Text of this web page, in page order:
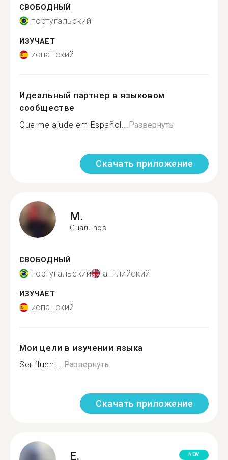
СВОБОДНЫЙ
португальский
ИЗУЧАЕТ
испанский
Идеальный партнер в языковом
сообществе
Que me ajude em Español...Развернуть
Скачать приложение
M.
Guarulhos
СВОБОДНЫЙ
португальский английский
ИЗУЧАЕТ
испанский
Мои цели в изучении языка
Ser fluent...Развернуть
Скачать приложение
E. NEW